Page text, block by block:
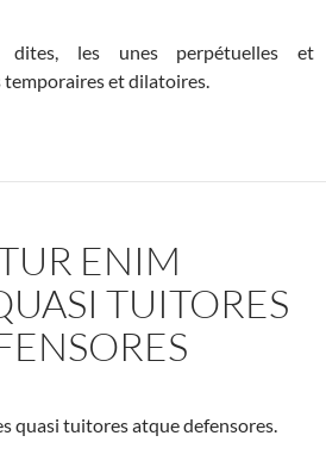
dites, les unes perpétuelles et
et dilatoires.
ENIM
TUITORES
quasi tuitores atque defensores.